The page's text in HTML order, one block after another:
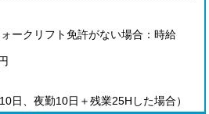
クリフト免許がない場合：時給
日、夜勤10日＋残業25Hした場合）